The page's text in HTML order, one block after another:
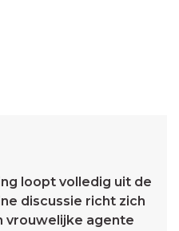
loopt volledig uit de
discussie richt zich
vrouwelijke agente